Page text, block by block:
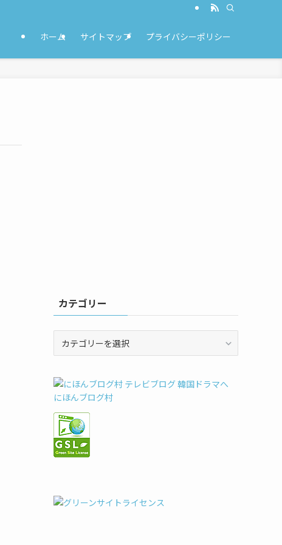
ホーム サイトマップ プライバシーポリシー
カテゴリー
リ
ー
にほんブログ村